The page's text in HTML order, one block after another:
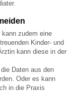
kann zudem eine
Kinder- und
kann diese in der
Daten aus den
Oder es kann
in die Praxis